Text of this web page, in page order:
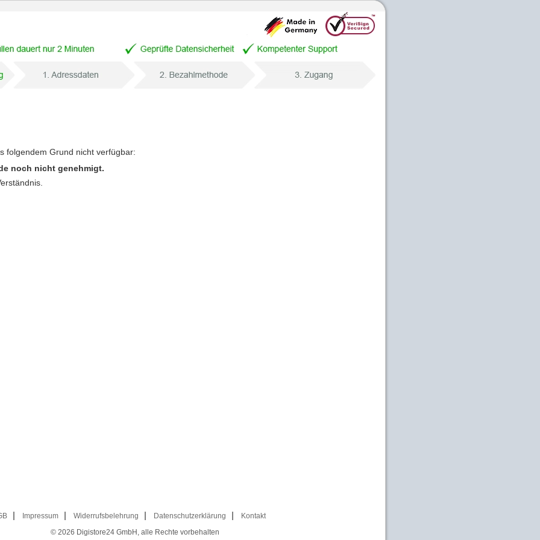
folgendem Grund nicht verfügbar:
noch nicht genehmigt.
Impressum Widerrufsbelehrung Datenschutzerklärung
Kontakt
© 2026 Digistore24 GmbH, alle Rechte vorbehalten